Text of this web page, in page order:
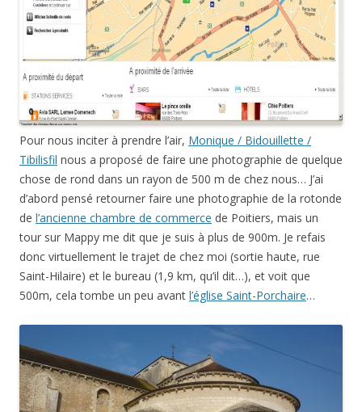
Pour nous inciter à prendre l’air, Monique / Bidouillette /
Tibilisfil nous a proposé de faire une photographie de quelque
chose de rond dans un rayon de 500 m de chez nous… J’ai
d’abord pensé retourner faire une photographie de la rotonde
de l’ancienne chambre de commerce de Poitiers, mais un
tour sur Mappy me dit que je suis à plus de 900m. Je refais
donc virtuellement le trajet de chez moi (sortie haute, rue
Saint-Hilaire) et le bureau (1,9 km, qu’il dit…), et voit que
500m, cela tombe un peu avant l’église Saint-Porchaire…